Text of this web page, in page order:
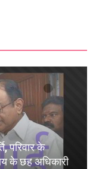
परिवार के
के छह अधिकारी